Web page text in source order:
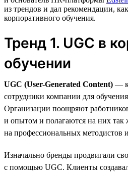
из трендов и дал рекомендации,
корпоративного обучения.
Тренд 1. UGC в
обучении
UGC (User-Generated Content) —
сотрудники компании для
Организации поощряют
и опытом и полагаются на них так
на профессиональных методистов
Изначально бренды продвигали
с помощью UGC. Клиенты